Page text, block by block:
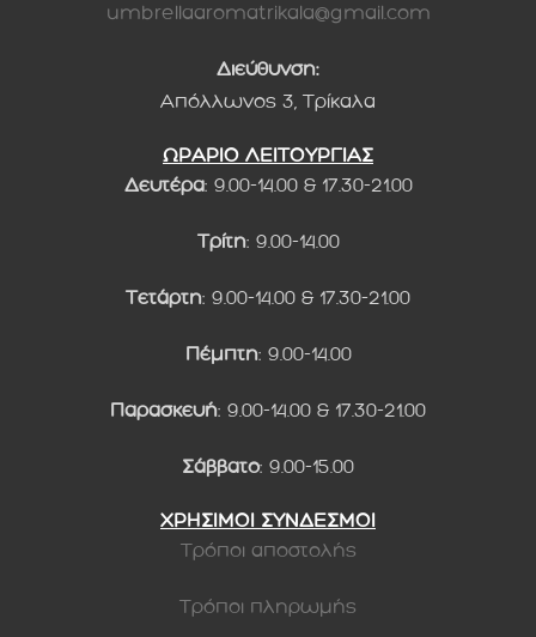
umbrellaaromatrikala@gmail.com
Διεύθυνση:
Απόλλωνος 3, Τρίκαλα
ΩΡΑΡΙΟ ΛΕΙΤΟΥΡΓΙΑΣ
Δευτέρα: 9.00-14.00 & 17.30-21.00
Τρίτη: 9.00-14.00
Τετάρτη: 9.00-14.00 & 17.30-21.00
Πέμπτη: 9.00-14.00
Παρασκευή: 9.00-14.00 & 17.30-21.00
Σάββατο: 9.00-15.00
ΧΡΗΣΙΜΟΙ ΣΥΝΔΕΣΜΟΙ
Τρόποι αποστολής
Τρόποι πληρωμής